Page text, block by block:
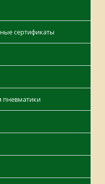
сертификаты
пневматики